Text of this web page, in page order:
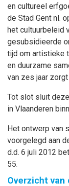
en cultureel
de Stad Gent nl.
het cultuurbeleid
gesubsidieerde
tijd om artistieke
en duurzame
van zes jaar
Tot slot sluit
in Vlaanderen
Het ontwerp van
voorgelegd aan
d.d. 6 juli 2012
55.
Overzicht van